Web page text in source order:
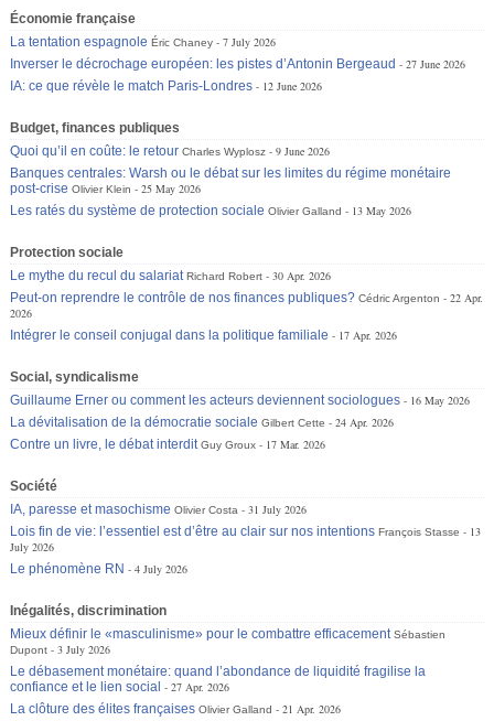
Économie française
La tentation espagnole Éric Chaney
7 July 2026
Inverser le décrochage européen: les pistes d’Antonin Bergeaud
27 June 2026
IA: ce que révèle le match Paris-Londres
12 June 2026
Budget, finances publiques
Quoi qu’il en coûte: le retour Charles Wyplosz
9 June 2026
Banques centrales: Warsh ou le débat sur les limites du régime monétaire
post-crise Olivier Klein
25 May 2026
Les ratés du système de protection sociale Olivier Galland 13 May 2026
Protection sociale
Le mythe du recul du salariat Richard Robert
30 Apr. 2026
Peut-on reprendre le contrôle de nos finances publiques? Cédric Argenton
22 Apr.
2026
Intégrer le conseil conjugal dans la politique familiale
17 Apr. 2026
Social, syndicalisme
Guillaume Erner ou comment les acteurs deviennent sociologues
16 May 2026
La dévitalisation de la démocratie sociale Gilbert Cette
24 Apr. 2026
Contre un livre, le débat interdit Guy Groux 17 Mar. 2026
Société
IA, paresse et masochisme Olivier Costa
31 July 2026
Lois fin de vie: l’essentiel est d’être au clair sur nos intentions François Stasse
13
July 2026
Le phénomène RN
4 July 2026
Inégalités, discrimination
Mieux définir le «masculinisme» pour le combattre efficacement Sébastien
Dupont
3 July 2026
Le débasement monétaire: quand l’abondance de liquidité fragilise la
confiance et le lien social
27 Apr. 2026
La clôture des élites françaises Olivier Galland 21 Apr. 2026